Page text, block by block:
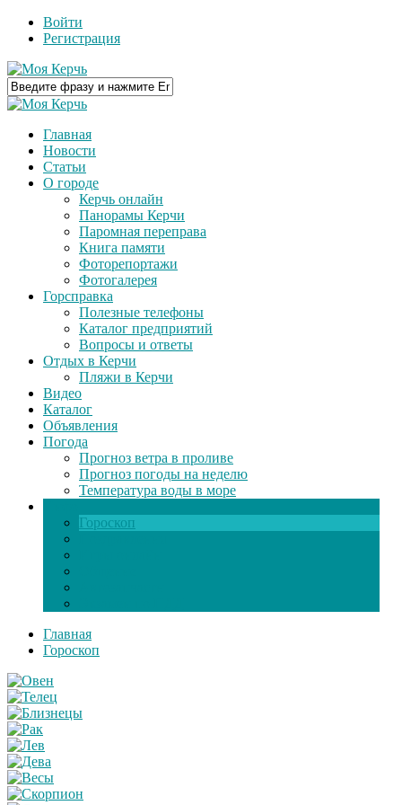
Войти
Регистрация
Главная
Новости
Статьи
О городе
Керчь онлайн
Панорамы Керчи
Паромная переправа
Книга памяти
Фоторепортажи
Фотогалерея
Горсправка
Полезные телефоны
Каталог предприятий
Вопросы и ответы
Отдых в Керчи
Пляжи в Керчи
Видео
Каталог
Объявления
Погода
Прогноз ветра в проливе
Прогноз погоды на неделю
Температура воды в море
Гороскоп
Главная
Гороскоп